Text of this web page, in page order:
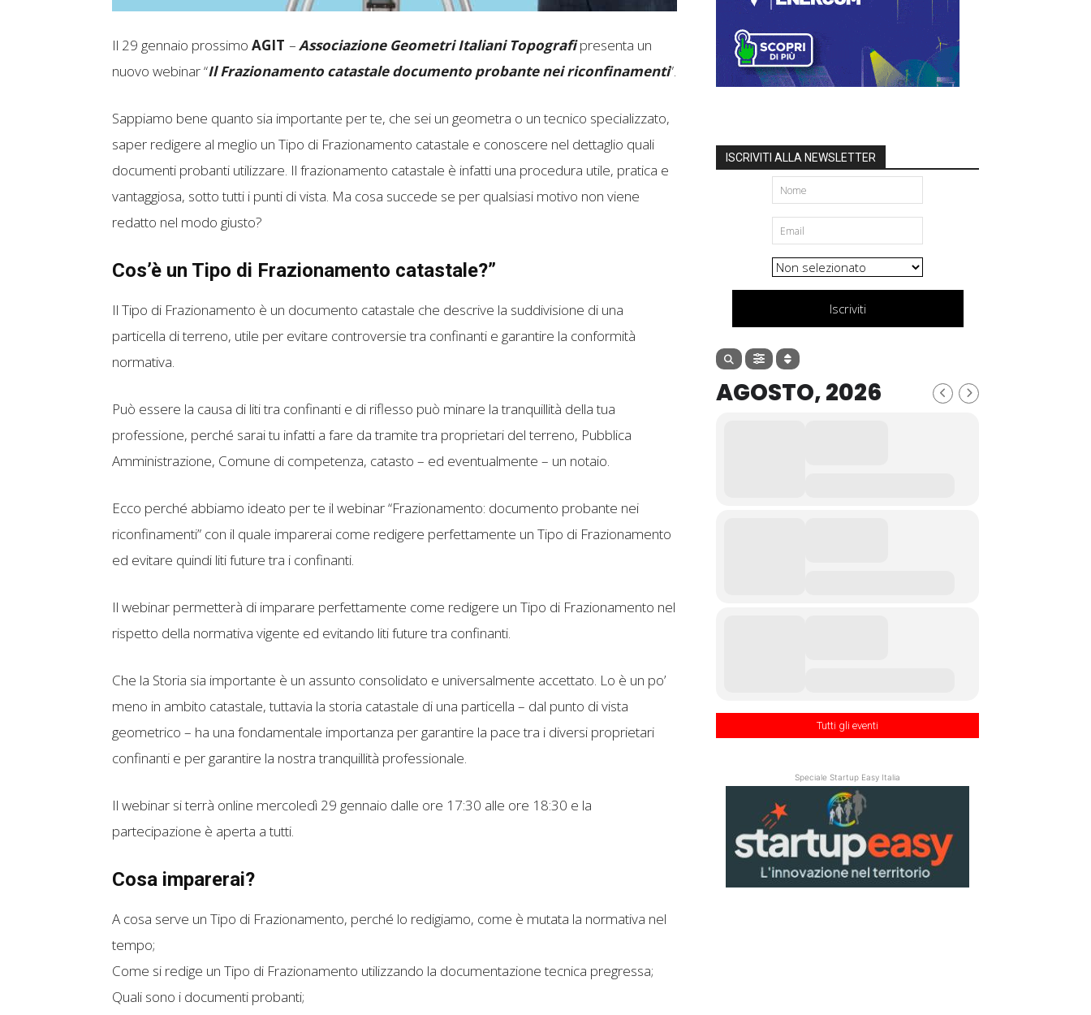
Il 29 gennaio prossimo AGIT –Associazione Geometri Italiani Topografipresenta un
nuovo webinar “Il Frazionamento catastale documento probante nei riconfinamenti”.
Sappiamo bene quanto sia importante per te, che sei un geometra o un tecnico specializzato,
saper redigere al meglio un Tipo di Frazionamento catastale e conoscere nel dettaglio quali
documenti probanti utilizzare. Il frazionamento catastale è infatti una procedura utile, pratica e
vantaggiosa, sotto tutti i punti di vista. Ma cosa succede se per qualsiasi motivo non viene
redatto nel modo giusto?
Cos’è un Tipo di Frazionamento catastale?”
Il Tipo di Frazionamento è un documento catastale che descrive la suddivisione di una
particella di terreno, utile per evitare controversie tra confinanti e garantire la conformità
normativa.
Può essere la causa di liti tra confinanti e di riflesso può minare la tranquillità della tua
professione, perché sarai tu infatti a fare da tramite tra proprietari del terreno, Pubblica
Amministrazione, Comune di competenza, catasto – ed eventualmente – un notaio.
Ecco perché abbiamo ideato per te il webinar “Frazionamento: documento probante nei
riconfinamenti” con il quale imparerai come redigere perfettamente un Tipo di Frazionamento
ed evitare quindi liti future tra i confinanti.
Il webinar permetterà di imparare perfettamente come redigere un Tipo di Frazionamento nel
rispetto della normativa vigente ed evitando liti future tra confinanti.
Che la Storia sia importante è un assunto consolidato e universalmente accettato. Lo è un po’
meno in ambito catastale, tuttavia la storia catastale di una particella – dal punto di vista
geometrico – ha una fondamentale importanza per garantire la pace tra i diversi proprietari
confinanti e per garantire la nostra tranquillità professionale.
Il webinar si terrà online mercoledì 29 gennaio dalle ore 17:30 alle ore 18:30 e la
partecipazione è aperta a tutti.
Cosa imparerai?
A cosa serve un Tipo di Frazionamento, perché lo redigiamo, come è mutata la normativa nel
tempo;
Come si redige un Tipo di Frazionamento utilizzando la documentazione tecnica pregressa;
Quali sono i documenti probanti;
ISCRIVITI ALLA NEWSLETTER
Iscriviti
AGOSTO, 2026
Tutti gli eventi
Speciale Startup Easy Italia